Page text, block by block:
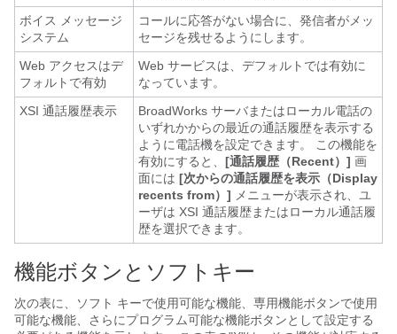
ボイス メッセージ
システム
コールに応答がない場合に、発信者がメッ
セージを残せるようにします。
Web アクセスはデ
フォルトで有効
Web サービスは、デフォルトでは有効に
なっています。
XSI 通話履歴表示
BroadWorks サーバまたはローカル電話の
いずれかからの最近の通話履歴を表示する
ように電話機を設定できます。 この機能を
有効にすると、 [通話履歴（Recent）] 画
面には [次からの通話履歴を表示（Display
recents from）] メニューが表示され、ユ
ーザは XSI 通話履歴またはローカル通話履
歴を選択できます。
機能ボタンとソフトキー
次の表に、ソフト キーで使用可能な機能、専用機能ボタンで使用
可能な機能、さらにプログラム可能な機能ボタンとして設定する